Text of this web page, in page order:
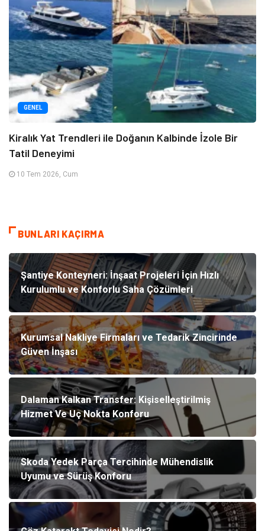
GENEL
Kiralık Yat Trendleri ile Doğanın Kalbinde İzole Bir
Tatil Deneyimi
10 Tem 2026, Cum
BUNLARI KAÇIRMA
Şantiye Konteyneri: İnşaat Projeleri İçin Hızlı
Kurulumlu ve Konforlu Saha Çözümleri
Kurumsal Nakliye Firmaları ve Tedarik Zincirinde
Güven İnşası
Dalaman Kalkan Transfer: Kişiselleştirilmiş
Hizmet Ve Uç Nokta Konforu
Skoda Yedek Parça Tercihinde Mühendislik
Uyumu ve Sürüş Konforu